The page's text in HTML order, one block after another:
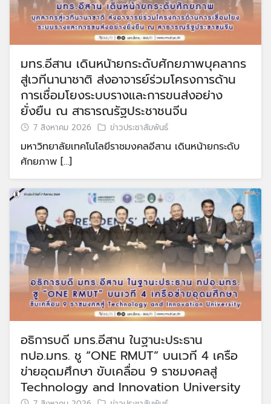
มทร.อีสาน เดินหน้ายกระดับศักยภาพบุคลากร
สู่เวทีนานาชาติ ส่งอาจารย์ร่วมโครงการด้าน
การเชื่อมโยงระบบรางและการขนส่งอย่าง
ยั่งยืน ณ สาธารณรัฐประชาชนจีน
7 สิงหาคม 2026 ข่าวประชาสัมพันธ์
มหาวิทยาลัยเทคโนโลยีราชมงคลอีสาน เดินหน้ายกระดับ
ศักยภาพ […]
อธิการบดี มทร.อีสาน ในฐานะประธาน
ทปอ.มทร. ชู “ONE RMUT” บนเวที 4 เครือ
ข่ายอุดมศึกษา ขับเคลื่อน 9 ราชมงคลสู่
Technology and Innovation University